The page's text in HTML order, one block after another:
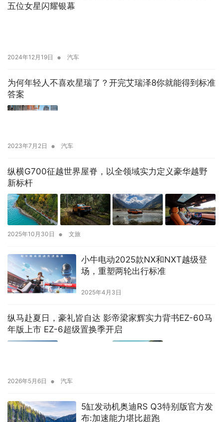
五位女星闪耀银幕
2024年12月19日 • 汽车
为何年轻人不喜欢星瑞了？开完艾瑞泽8你就能得到标准
答案
2023年7月2日 • 汽车
纵横G700征越世界屋脊，以全领域实力定义豪华越野
新标杆
2025年10月30日 • 文旅
小牛电动2025款NX和NXT越级登
场，重塑两轮出行标准
2025年4月3日
纵马赴夏日，豪礼皆自达 影帝梁家辉实力背书EZ-60马
年版上市 EZ-6超级置换季开启
2026年5月6日 • 汽车
5缸发动机奥迪RS Q3特别版官方发
布:加速能力堪比超跑